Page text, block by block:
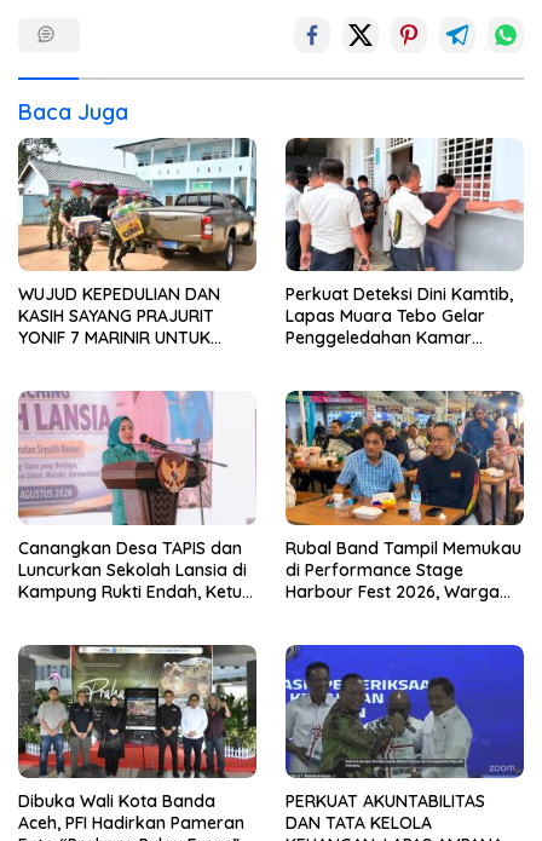
Baca Juga
WUJUD KEPEDULIAN DAN
KASIH SAYANG PRAJURIT
YONIF 7 MARINIR UNTUK
Perkuat Deteksi Dini Kamtib,
Lapas Muara Tebo Gelar
Penggeledahan Kamar
Canangkan Desa TAPIS dan
Luncurkan Sekolah Lansia di
Kampung Rukti Endah, Ketua
dari Desa
Rubal Band Tampil Memukau
di Performance Stage
Harbour Fest 2026, Warga
Terbaik
Dibuka Wali Kota Banda
Aceh, PFI Hadirkan Pameran
PERKUAT AKUNTABILITAS
DAN TATA KELOLA